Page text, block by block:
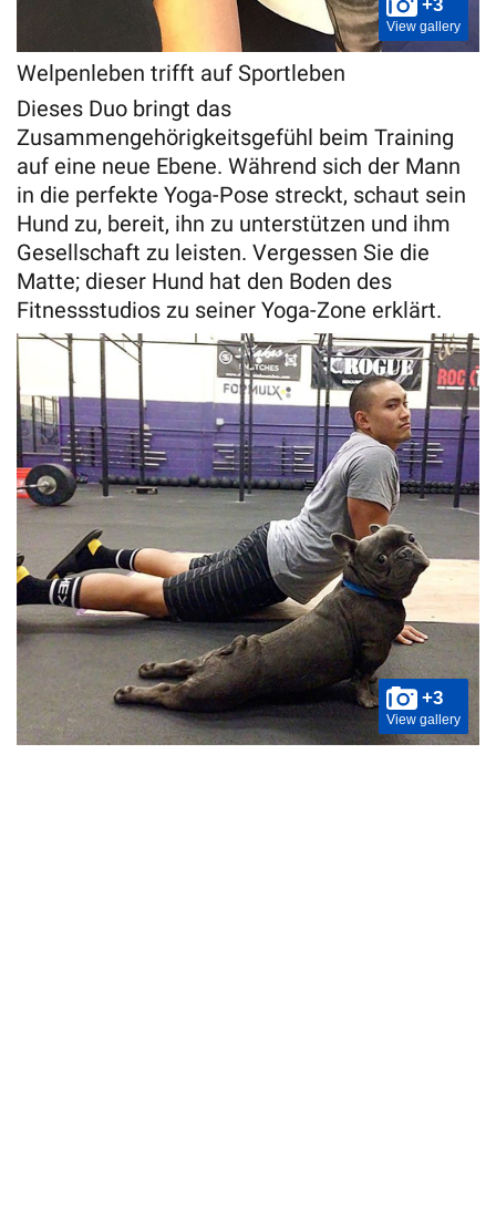
+3
View gallery
Welpenleben trifft auf Sportleben
Dieses Duo bringt das
Zusammengehörigkeitsgefühl beim Training
auf eine neue Ebene. Während sich der Mann
in die perfekte Yoga-Pose streckt, schaut sein
Hund zu, bereit, ihn zu unterstützen und ihm
Gesellschaft zu leisten. Vergessen Sie die
Matte; dieser Hund hat den Boden des
Fitnessstudios zu seiner Yoga-Zone erklärt.
+3
View gallery